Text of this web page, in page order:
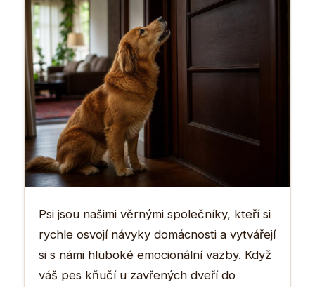
Psi jsou našimi věrnými společníky, kteří si
rychle osvojí návyky domácnosti a vytvářejí
si s námi hluboké emocionální vazby. Když
váš pes kňučí u zavřených dveří do